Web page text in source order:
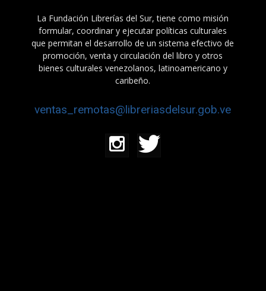
La Fundación Librerías del Sur, tiene como misión
formular, coordinar y ejecutar políticas culturales
que permitan el desarrollo de un sistema efectivo de
promoción, venta y circulación del libro y otros
bienes culturales venezolanos, latinoamericano y
caribeño.
ventas_remotas@libreriasdelsur.gob.ve